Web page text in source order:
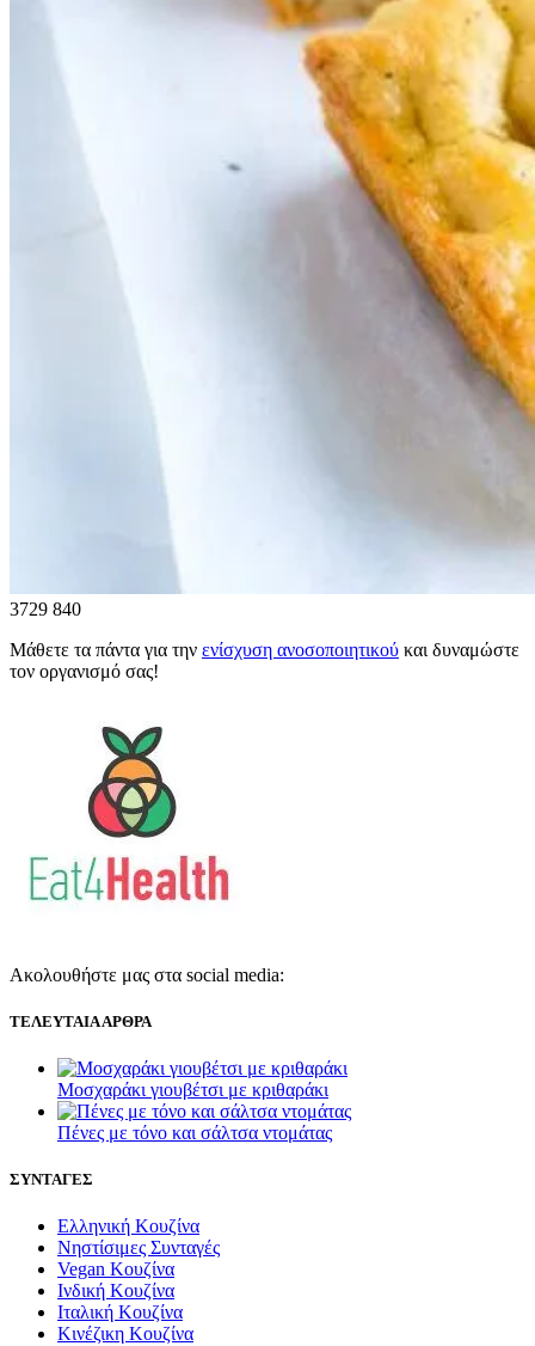
3729 840
Μάθετε τα πάντα για την ενίσχυση ανοσοποιητικού και δυναμώστε
τον οργανισμό σας!
Ακολουθήστε μας στα social media:
ΤΕΛΕΥΤΑΙΑ ΑΡΘΡΑ
Μοσχαράκι γιουβέτσι με κριθαράκι
Πένες με τόνο και σάλτσα ντομάτας
ΣΥΝΤΑΓΕΣ
Ελληνική Κουζίνα
Νηστίσιμες Συνταγές
Vegan Κουζίνα
Ινδική Κουζίνα
Ιταλική Κουζίνα
Κινέζικη Κουζίνα